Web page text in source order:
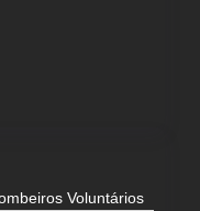
Voluntários